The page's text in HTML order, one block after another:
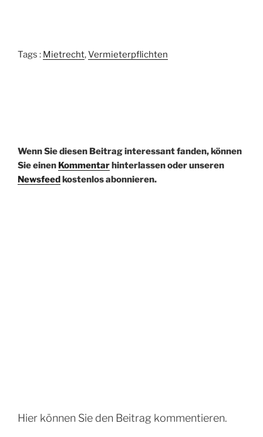
Tags : Mietrecht,Vermieterpflichten
Wenn Sie diesen Beitrag interessant fanden, können
Sie einen Kommentarhinterlassen oder unseren
Newsfeedkostenlos abonnieren.
Hier können Sie den Beitrag kommentieren.